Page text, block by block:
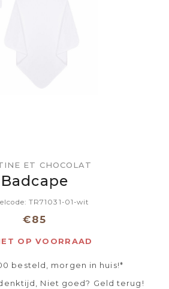
ET CHOCOLAT
Badcape
TR71031-01-wit
€85
OP VOORRAAD
besteld, morgen in huis!*
Niet goed? Geld terug!